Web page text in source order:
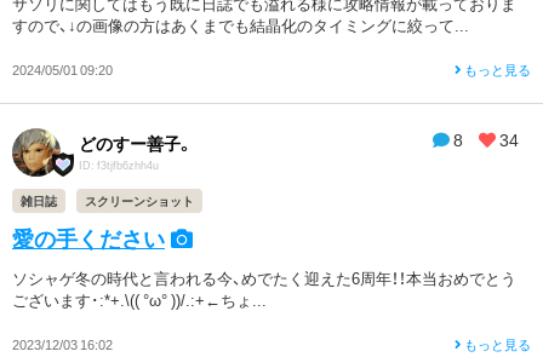
すので、↓の画像の方はあくまでも結晶化のタイミングに絞って...
2024/05/01 09:20 もっと見る
8 34
どのすー善子。
ID: f3tjfb6zhh4u
雑日誌 スクリーンショット
愛の手ください
ソシャゲ冬の時代と言われる今、めでたく迎えた6周年！！本当おめでとう
ございます･:*+.\(( °ω° ))/.:+←ちょ...
2023/12/03 16:02 もっと見る